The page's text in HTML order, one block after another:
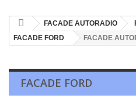
FACADE AUTORADIO
FACADE FORD
FACADE
FACADE FORD